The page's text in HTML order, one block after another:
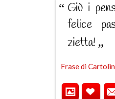
Giù i
felice
zietta!
Frase di